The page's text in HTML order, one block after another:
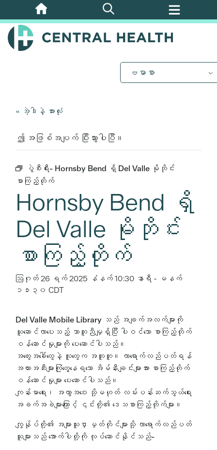
အဓိက
အကြောင်းအရာ
သို့
ဗမာစာ
« အဲ့ဒါနဲ့ အားလုံး
ဤ အဖြစ်အပျက် ပြီးသွားပါပြီ။
ပွဲစီးရီး- Hornsby Bend ရှိ Del Valle မိုဘိုင်း
စာကြည့်တိုက်
Hornsby Bend ရှိ
Del Valle မိုဘိုင်း
စာကြည့်တိုက်
ဩဂုတ် 26 ရက် 2025 နံနက် 10:30 နာရီ - မနက်
၁၁း၃၀ CDT
Del Valle Mobile Library သည် အချက်အလက်များကို
ယူဆောင်လာပေးသည့် သာတူညီမျှရှိပြီး ပါဝင်သော စာကြည့်တိုက်
ဝန်ဆောင်မှုများကို ပေးဆောင်ပါသည်။
အတွေးအခေါ်တွေနဲ့ လူတွေက အတူတူ။ လာရောက်လည်ပတ်ရန်
အတားအဆီးများကြုံတွေ့နေရသော အိမ်နီးချင်းများအား စာကြည့်တိုက်
ဝန်ဆောင်မှုများ ပေးဆောင်ပါသည်။
ကျန်းမာရေး၊ အကွာအဝေး သို့မဟုတ် လမ်းပန်းဆက်သွယ်ရေး
အခက်အခဲများကြောင့် ၎င်းတို့၏ ဒေသစာကြည့်တိုက်များ။
ကျွန်ုပ်တို့၏ အများသူငှာ မှတ်တိုင်များသို့ လာရောက်လည်ပတ်
သူများသည် အောက်ပါတို့ကို လုပ်ဆောင်နိုင်သည်-